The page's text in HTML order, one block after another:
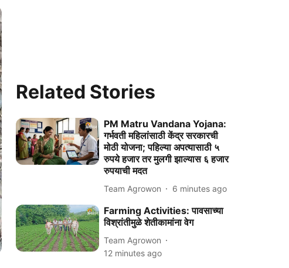
Related Stories
PM Matru Vandana Yojana:
गर्भवती महिलांसाठी केंद्र सरकारची
मोठी योजना; पहिल्या अपत्यासाठी ५
रुपये हजार तर मुलगी झाल्यास ६ हजार
रुपयाची मदत
Team Agrowon 6 minutes ago
Farming Activities: पावसाच्या
विश्रांतीमुळे शेतीकामांना वेग
Team Agrowon
12 minutes ago